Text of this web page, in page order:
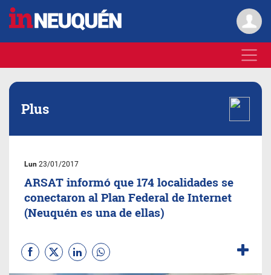
Plus
Lun 23/01/2017
ARSAT informó que 174 localidades se
conectaron al Plan Federal de Internet
(Neuquén es una de ellas)